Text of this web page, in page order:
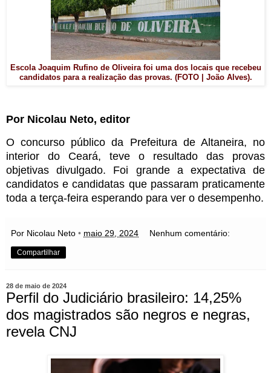
Escola Joaquim Rufino de Oliveira foi uma dos locais que recebeu
candidatos para a realização das provas. (FOTO | João Alves).
Por Nicolau Neto, editor
O concurso público da Prefeitura de Altaneira, no
interior do Ceará, teve o resultado das provas
objetivas divulgado. Foi grande a expectativa de
candidatos e candidatas que passaram praticamente
toda a terça-feira esperando para ver o desempenho.
Por Nicolau Neto • maio 29, 2024 Nenhum comentário:
Compartilhar
28 de maio de 2024
Perfil do Judiciário brasileiro: 14,25%
dos magistrados são negros e negras,
revela CNJ